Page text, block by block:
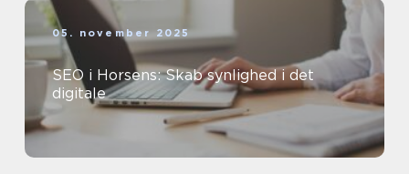
05. november 2025
SEO i Horsens: Skab synlighed i det
digitale